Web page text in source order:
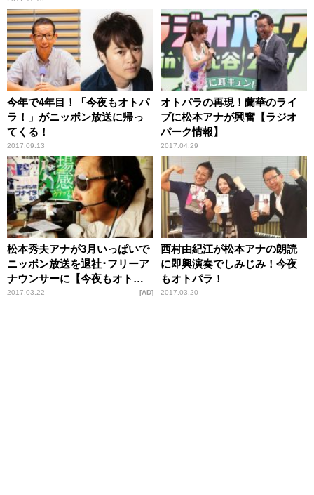
今年で4年目！「今夜もオトパ
ラ！」がニッポン放送に帰っ
てくる！
2017.09.13
オトパラの再現！蘭華のライ
ブに松本アナが興奮【ラジオ
パーク情報】
2017.04.29
松本秀夫アナが3月いっぱいで
ニッポン放送を退社･フリーア
ナウンサーに【今夜もオトパ
ラ】
2017.03.22 AD
西村由紀江が松本アナの朗読
に即興演奏でしみじみ！今夜
もオトパラ！
2017.03.20